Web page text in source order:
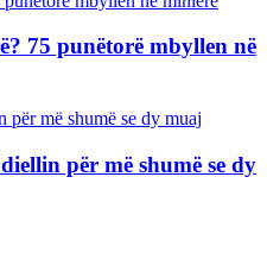
75 punëtorë mbyllen në
për më shumë se dy